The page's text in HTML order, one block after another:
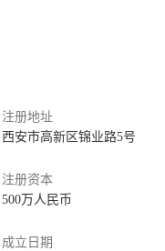
注册地址
西安市高新区锦业路5号
注册资本
500万人民币
成立日期